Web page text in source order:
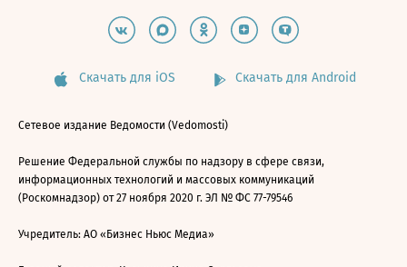
Скачать для iOS Скачать для Android
Сетевое издание Ведомости (Vedomosti)
Решение Федеральной службы по надзору в сфере связи,
информационных технологий и массовых коммуникаций
(Роскомнадзор) от 27 ноября 2020 г. ЭЛ № ФС 77-79546
Учредитель: АО «Бизнес Ньюс Медиа»